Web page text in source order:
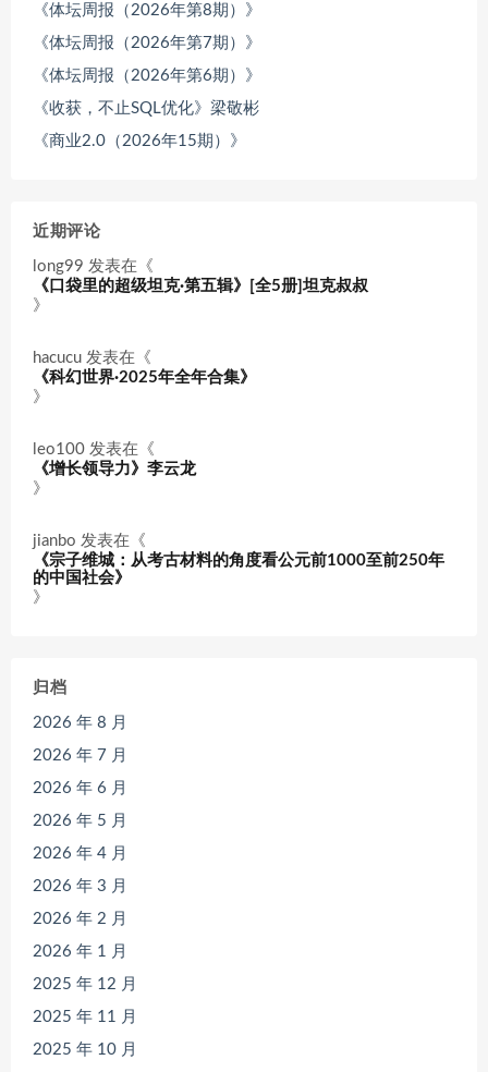
《体坛周报（2026年第8期）》
《体坛周报（2026年第7期）》
《体坛周报（2026年第6期）》
《收获，不止SQL优化》梁敬彬
《商业2.0（2026年15期）》
近期评论
long99 发表在《
《口袋里的超级坦克·第五辑》[全5册]坦克叔叔
》
hacucu 发表在《
《科幻世界·2025年全年合集》
》
leo100 发表在《
《增长领导力》李云龙
》
jianbo 发表在《
《宗子维城：从考古材料的角度看公元前1000至前250年
的中国社会》
》
归档
2026 年 8 月
2026 年 7 月
2026 年 6 月
2026 年 5 月
2026 年 4 月
2026 年 3 月
2026 年 2 月
2026 年 1 月
2025 年 12 月
2025 年 11 月
2025 年 10 月